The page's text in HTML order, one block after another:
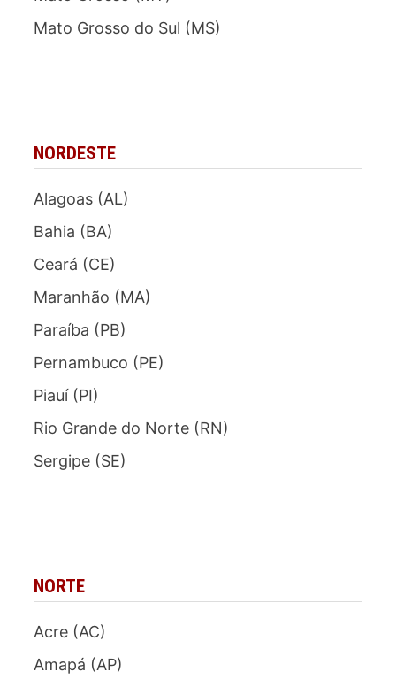
Mato Grosso do Sul (MS)
NORDESTE
Alagoas (AL)
Bahia (BA)
Ceará (CE)
Maranhão (MA)
Paraíba (PB)
Pernambuco (PE)
Piauí (PI)
Rio Grande do Norte (RN)
Sergipe (SE)
NORTE
Acre (AC)
Amapá (AP)